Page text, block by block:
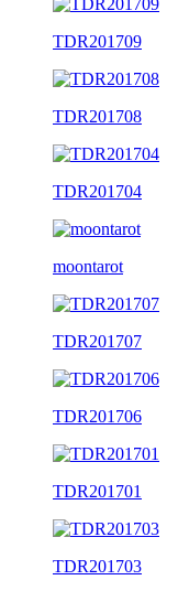
TDR201709
TDR201708
TDR201704
moontarot
TDR201707
TDR201706
TDR201701
TDR201703